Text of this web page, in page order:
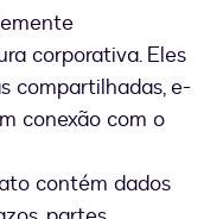
corporativa. Eles
compartilhadas, e-
conexão com o
contém dados